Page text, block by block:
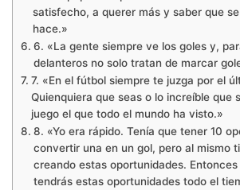
satisfecho, a querer más y saber que
hace.»
6. «La gente siempre ve los goles y,
delanteros no solo tratan de marcar
7. «En el fútbol siempre te juzga por el
Quienquiera que seas o lo increíble que
juego el que todo el mundo ha visto.»
8. «Yo era rápido. Tenía que tener 10
convertir una en un gol, pero al mismo
creando estas oportunidades. Entonces
tendrás estas oportunidades todo el